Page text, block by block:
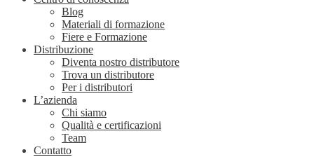
Blog
Materiali di formazione
Fiere e Formazione
Distribuzione
Diventa nostro distributore
Trova un distributore
Per i distributori
L’azienda
Chi siamo
Qualità e certificazioni
Team
Contatto